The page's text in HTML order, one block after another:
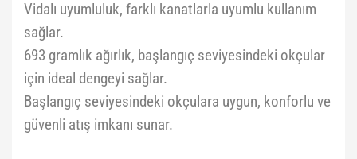
Vidalı uyumluluk, farklı kanatlarla uyumlu kullanım
sağlar.
693 gramlık ağırlık, başlangıç seviyesindeki okçular
için ideal dengeyi sağlar.
Başlangıç seviyesindeki okçulara uygun, konforlu ve
güvenli atış imkanı sunar.